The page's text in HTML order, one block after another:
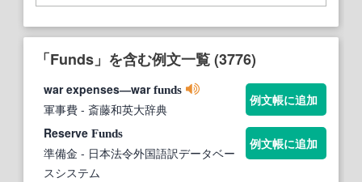
「Funds」を含む例文一覧 (3776)
war expenses―warfunds
軍事費 - 斎藤和英大辞典
例文帳に追加
Reserve Funds
準備金 - 日本法令外国語訳データベー
スシステム
例文帳に追加